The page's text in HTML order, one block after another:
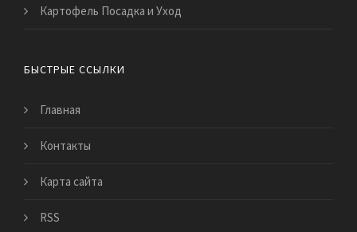
Картофель Посадка и Уход
БЫСТРЫЕ ССЫЛКИ
Главная
Контакты
Карта сайта
RSS